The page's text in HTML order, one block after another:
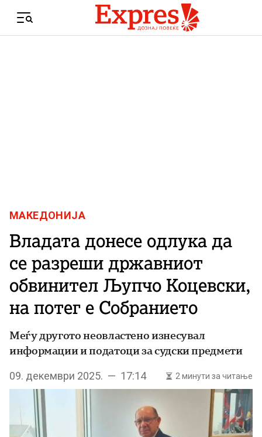
Menu
МАКЕДОНИЈА
Владата донесе одлука да
се разреши државниот
обвинител Љупчо Коцевски,
на потег е Собранието
Меѓу другото неовластено изнесувал
информации и податоци за судски предмети
09. декември 2025. — 17:14 2 минути за читање